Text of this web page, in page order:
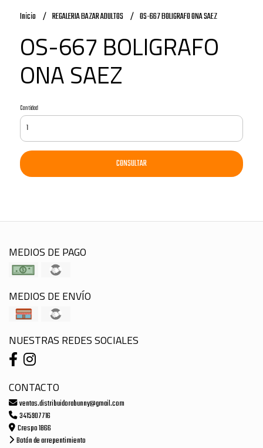
Inicio REGALERIA BAZAR ADULTOS OS-667 BOLIGRAFO ONA SAEZ
OS-667 BOLIGRAFO
ONA SAEZ
Cantidad
CONSULTAR
MEDIOS DE PAGO
MEDIOS DE ENVÍO
NUESTRAS REDES SOCIALES
CONTACTO
ventas.distribuidorabunny@gmail.com
3415907716
Crespo 1866
Botón de arrepentimiento